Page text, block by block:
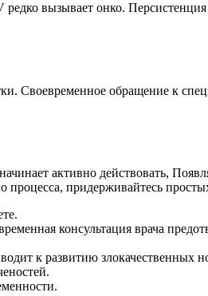
вызывает онко.
Своевременное обращение к
активно действовать,
процесса, придерживайтесь
консультация врача
к развитию злокачественных